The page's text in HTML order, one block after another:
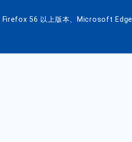
Firefox 56 以上版本、Microsoft Edge